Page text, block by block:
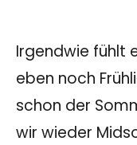
Irgendwie fühlt
eben noch
schon der
wir wieder